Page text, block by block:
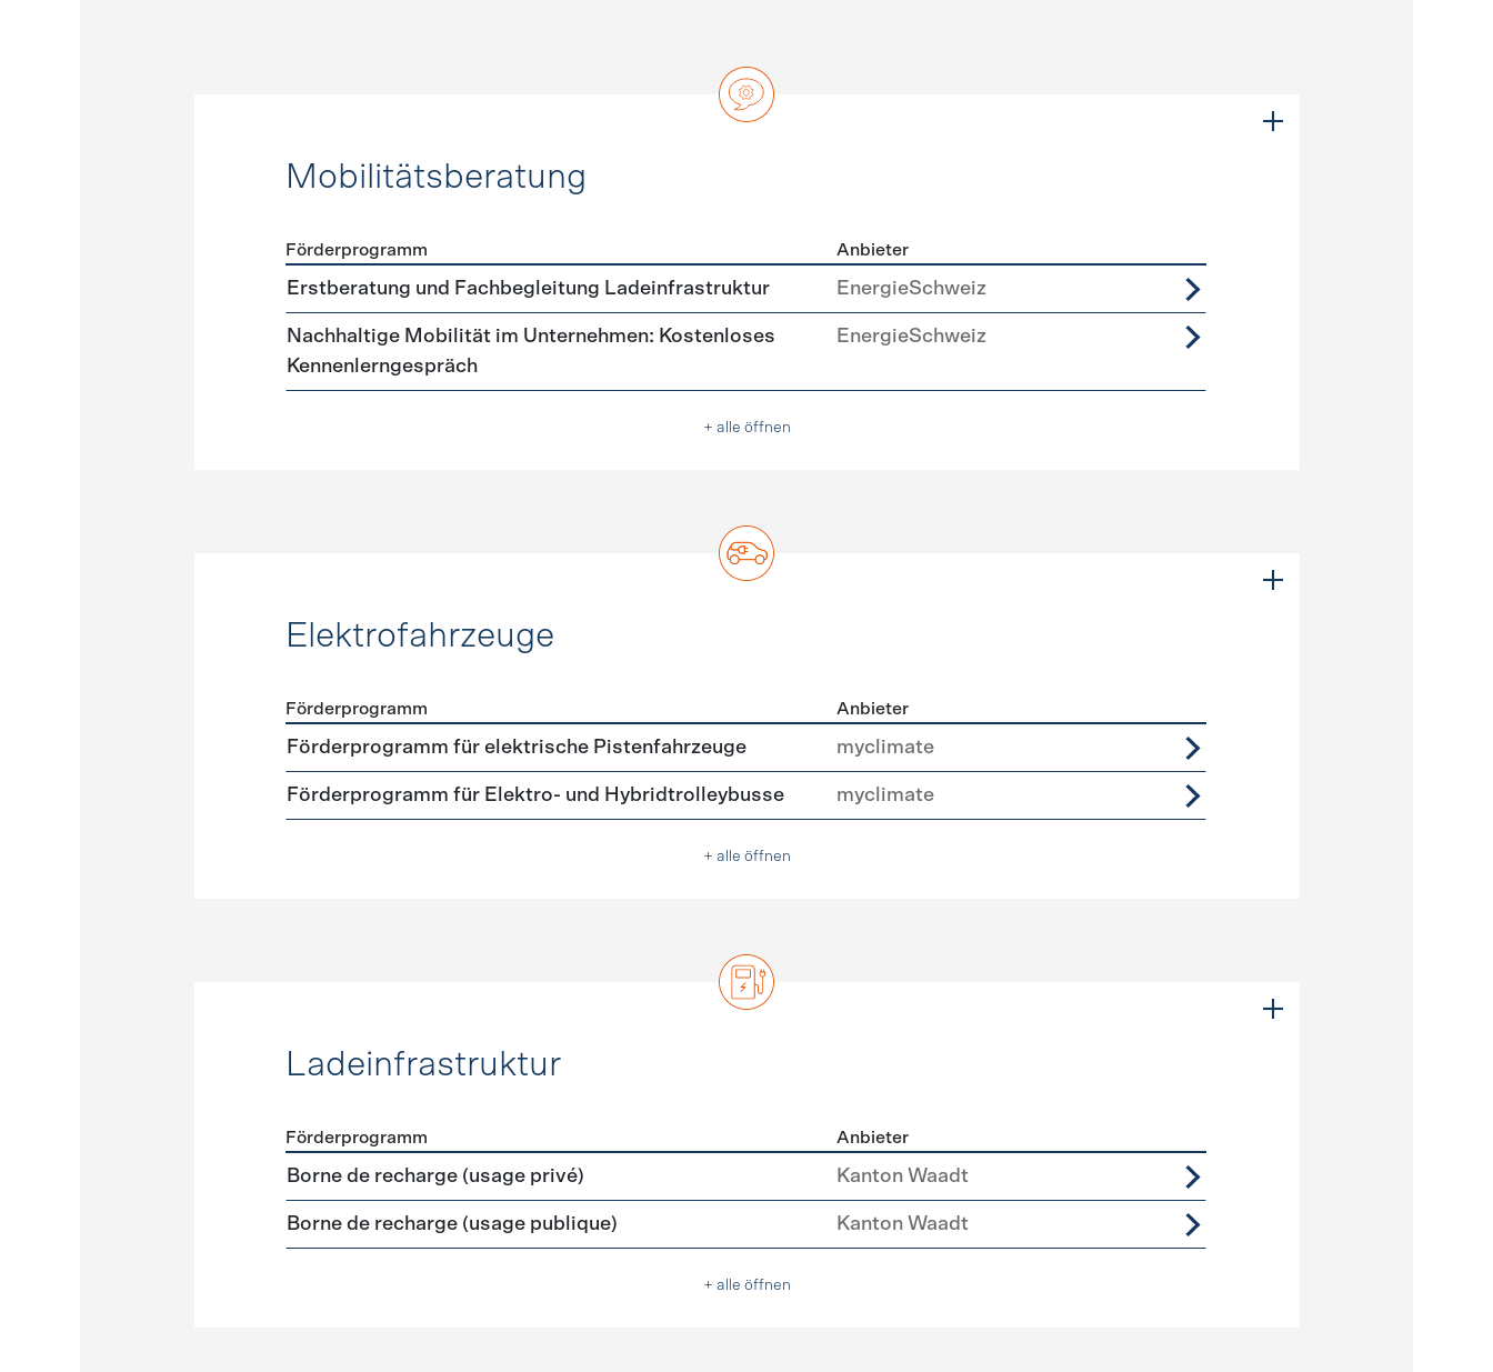
Mobilitätsberatung
Förderprogramme Mobilitätsberatung
Förderprogramm Anbieter
Erstberatung und Fachbegleitung Ladeinfrastruktur EnergieSchweiz
Nachhaltige Mobilität im Unternehmen: Kostenloses
Kennenlerngespräch
EnergieSchweiz
+ alle öffnen
Elektrofahrzeuge
Förderprogramme Elektrofahrzeuge
Förderprogramm Anbieter
Förderprogramm für elektrische Pistenfahrzeuge myclimate
Förderprogramm für Elektro- und Hybridtrolleybusse myclimate
+ alle öffnen
Ladeinfrastruktur
Förderprogramme Ladeinfrastruktur
Förderprogramm Anbieter
Borne de recharge (usage privé) Kanton Waadt
Borne de recharge (usage publique) Kanton Waadt
+ alle öffnen